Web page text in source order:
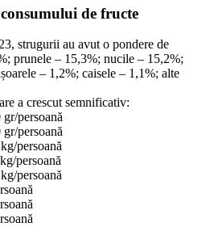
de fructe
strugurii au avut o pondere de
prunele – 15,3%; nucile – 15,2%;
– 1,2%; caisele – 1,1%; alte
a crescut semnificativ:
persoană
persoană
persoană
persoană
persoană